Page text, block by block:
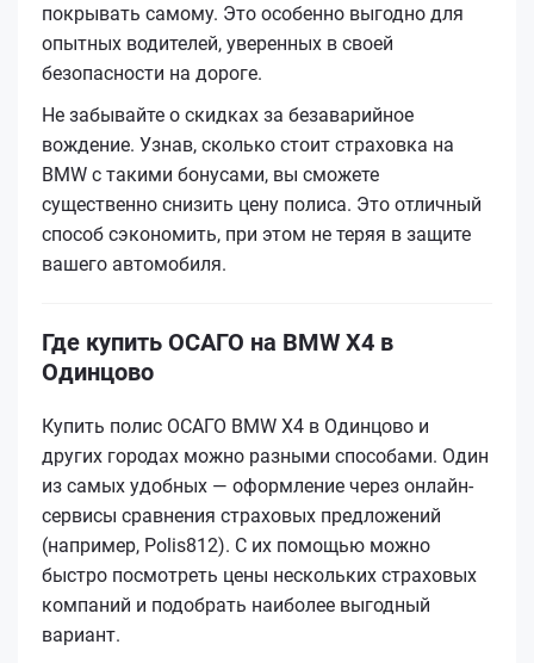
покрывать самому. Это особенно выгодно для
опытных водителей, уверенных в своей
безопасности на дороге.
Не забывайте о скидках за безаварийное
вождение. Узнав, сколько стоит страховка на
BMW с такими бонусами, вы сможете
существенно снизить цену полиса. Это отличный
способ сэкономить, при этом не теряя в защите
вашего автомобиля.
Где купить ОСАГО на BMW X4 в
Одинцово
Купить полис ОСАГО BMW X4 в Одинцово и
других городах можно разными способами. Один
из самых удобных — оформление через онлайн-
сервисы сравнения страховых предложений
(например, Polis812). С их помощью можно
быстро посмотреть цены нескольких страховых
компаний и подобрать наиболее выгодный
вариант.